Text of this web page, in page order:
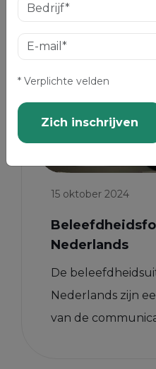
15 oktober 2024
Nederlands
De
Nederlands zijn
van de
* Verplichte velden
Zich inschrijven